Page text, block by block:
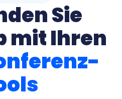
Sie
mit Ihren